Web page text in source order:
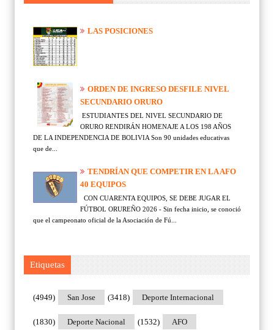
LAS POSICIONES
ORDEN DE INGRESO DESFILE NIVEL
SECUNDARIO ORURO
ESTUDIANTES DEL NIVEL SECUNDARIO DE
ORURO RENDIRÁN HOMENAJE A LOS 198 AÑOS
DE LA INDEPENDENCIA DE BOLIVIA Son 90 unidades educativas
que de...
TENDRÍAN QUE COMPETIR EN LA AFO
40 EQUIPOS
CON CUARENTA EQUIPOS, SE DEBE JUGAR EL
FÚTBOL ORUREÑO 2026 - Sin fecha inicio, se conoció
que el campeonato oficial de la Asociación de Fú...
Etiquetas
San Jose
(4949) Deporte Internacional
(3418)
Deporte Nacional
(1830) AFO
(1532)